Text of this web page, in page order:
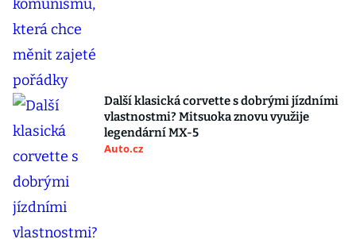
Další klasická corvette s dobrými jízdními
vlastnostmi? Mitsuoka znovu využije
legendární MX-5
Auto.cz